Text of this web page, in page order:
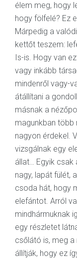
élem meg, hogy
hogy fölfelé? Ez
Márpedig a
kettőt teszem:
Is-is. Hogy van
vagy inkább
mindenről vagy-
átállítani a
másnak a
magunkban több
nagyon érdekel.
vizsgálnak egy
állat… Egyik csak
nagy, lapát fülét,
csoda hát, hogy
elefántot. Arról
mindhármuknak
egy részletet
csőlátó is, meg
állítják, hogy ez